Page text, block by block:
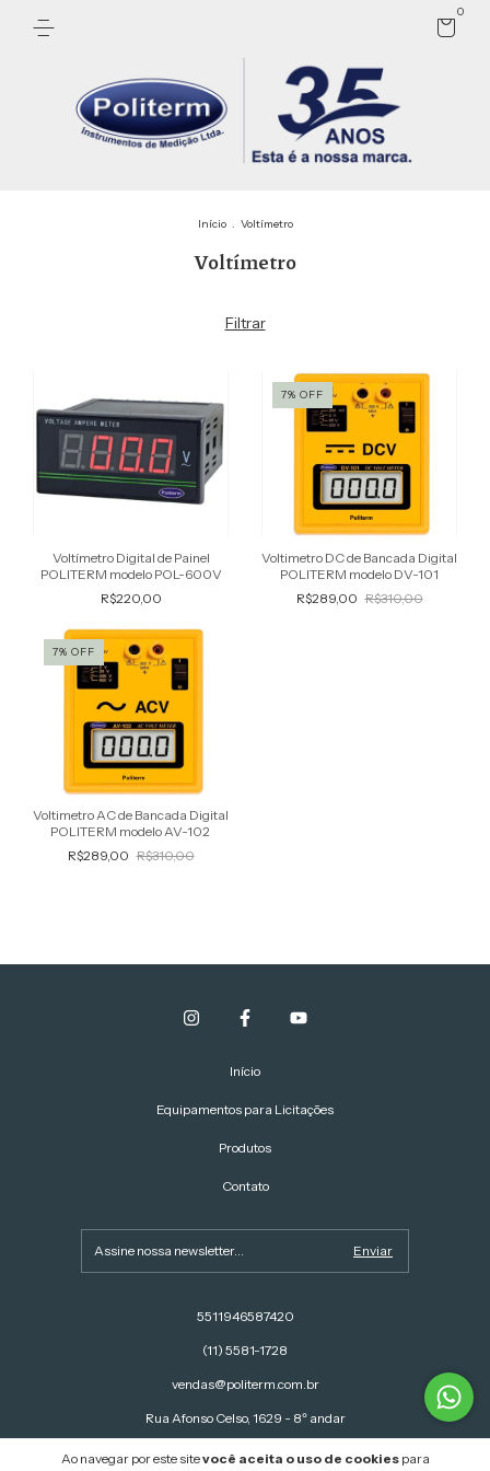
0
Ao navegar por este sitevocê aceita o uso de cookiespara
Início . Voltímetro
Voltímetro
Filtrar
Voltímetro Digital de Painel
POLITERM modelo POL-600V
R$220,00
7% OFF
Voltimetro DC de Bancada Digital
POLITERM modelo DV-101
R$289,00 R$310,00
7% OFF
Voltimetro AC de Bancada Digital
POLITERM modelo AV-102
R$289,00 R$310,00
Início
Equipamentos para Licitações
Produtos
Contato
5511946587420
(11) 5581-1728
vendas@politerm.com.br
Rua Afonso Celso, 1629 - 8º andar